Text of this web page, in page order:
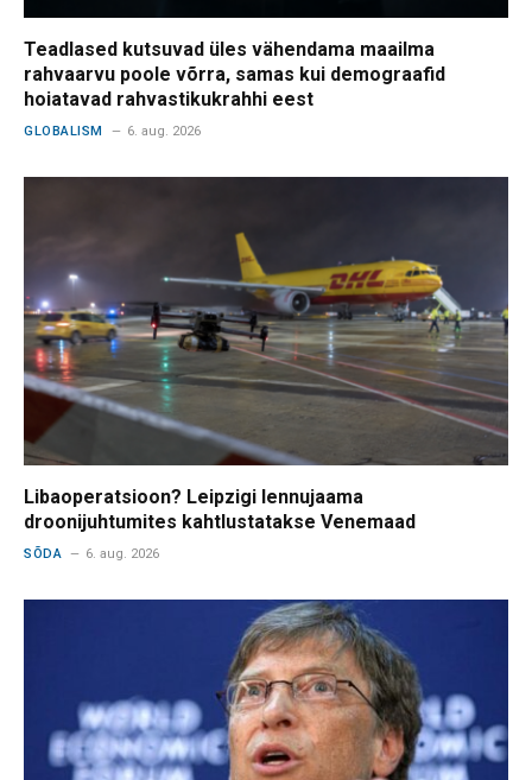
Teadlased kutsuvad üles vähendama maailma
rahvaarvu poole võrra, samas kui demograafid
hoiatavad rahvastikukrahhi eest
GLOBALISM 6. aug. 2026
Libaoperatsioon? Leipzigi lennujaama
droonijuhtumites kahtlustatakse Venemaad
SÕDA 6. aug. 2026